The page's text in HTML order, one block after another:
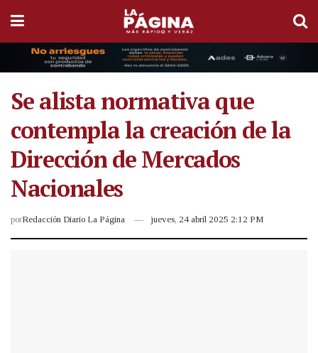
Se alista normativa que
contempla la creación de la
Dirección de Mercados
Nacionales
porRedacción Diario La Página jueves, 24 abril 2025 2:12 PM